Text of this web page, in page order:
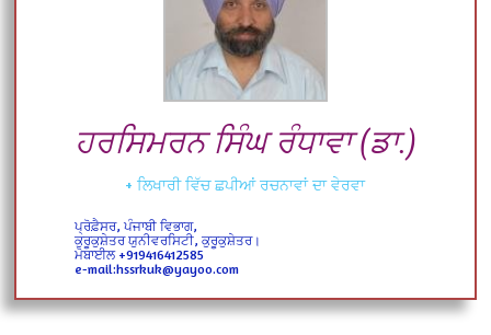
ਹਰਸਿਮਰਨ ਸਿੰਘ ਰੰਧਾਵਾ (ਡਾ.)
+ ਲਿਖਾਰੀ ਵਿੱਚ ਛਪੀਆਂ ਰਚਨਾਵਾਂ ਦਾ ਵੇਰਵਾ
ਪ੍ਰੋਫ਼ੈਸਰ, ਪੰਜਾਬੀ ਵਿਭਾਗ,
ਕੁਰੂਕੁਸ਼ੇਤਰ ਯੁਨੀਵਰਸਿਟੀ, ਕੁਰੂਕੁਸ਼ੇਤਰ।
ਮੋਬਾਈਲ +919416412585
e-mail:hssrkuk@yayoo.com